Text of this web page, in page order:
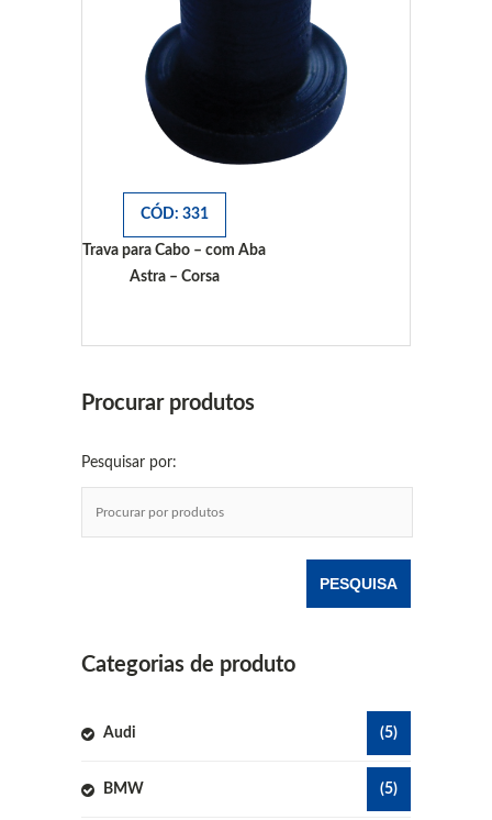
CÓD: 331
Trava para Cabo – com Aba
Astra – Corsa
Procurar produtos
Pesquisar por:
Categorias de produto
Audi (5)
BMW (5)